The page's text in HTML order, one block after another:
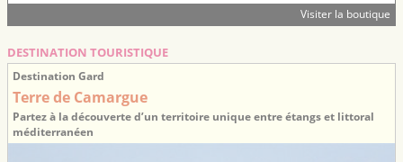
Visiter la boutique
DESTINATION TOURISTIQUE
Destination Gard
Terre de Camargue
Partez à la découverte d’un territoire unique entre étangs et littoral
méditerranéen